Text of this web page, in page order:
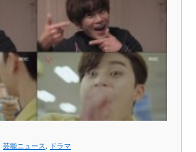
芸能ニュース ドラマ